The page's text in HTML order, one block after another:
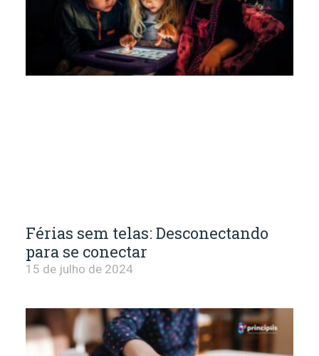
Férias sem telas: Desconectando
para se conectar
15 de julho de 2024